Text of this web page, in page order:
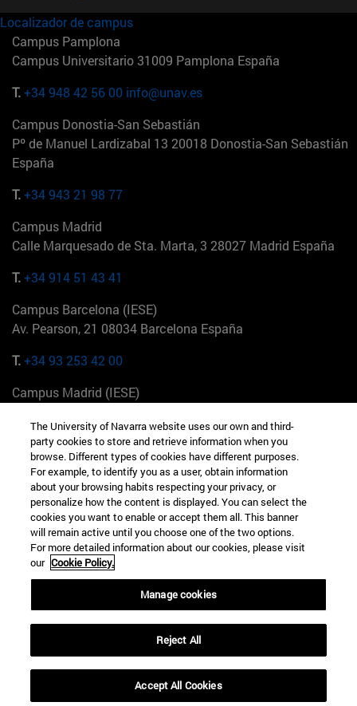
Localizador de campus
Campus Pamplona
Campus Universitario 31009 Pamplona España
T.+34 948 42 56 00 info@unav.es
Campus Donostia-San Sebastián
Pº de Manuel Lardizabal 13 20018 Donostia-San Sebastián
España
T.+34 943 21 98 77
Campus Madrid
Calle Marquesado de Sta. Marta, 3 28027 Madrid España
T.+34 914 51 43 41
Campus Barcelona (IESE)
Av. Pearson, 21 08034 Barcelona España
T.+34 93 253 42 00
Campus Madrid (IESE)
+34 912 11 30 00
Campus Nueva York (IESE)
165 W 57th St 10019-2201 Nueva York EE.UU
+1 646 346 8850
Campus Munich (IESE)
Maria-Theresia-Straße 15 81675 Múnich Alemania
+49 89 24209790
Campus Sao Paulo (IESE)
Rua Martiniano de Carvalho, 573 01321001 Bela Vista Brasil
The University of Navarra website uses our own and third-
party cookies to store and retrieve information when you
browse. Different types of cookies have different purposes.
For example, to identify you as a user, obtain information
about your browsing habits respecting your privacy, or
personalize how the content is displayed. You can select the
cookies you want to enable or accept them all. This banner
will remain active until you choose one of the two options.
For more detailed information about our cookies, please visit
our Cookie Policy.
Manage cookies
Reject All
Accept All Cookies